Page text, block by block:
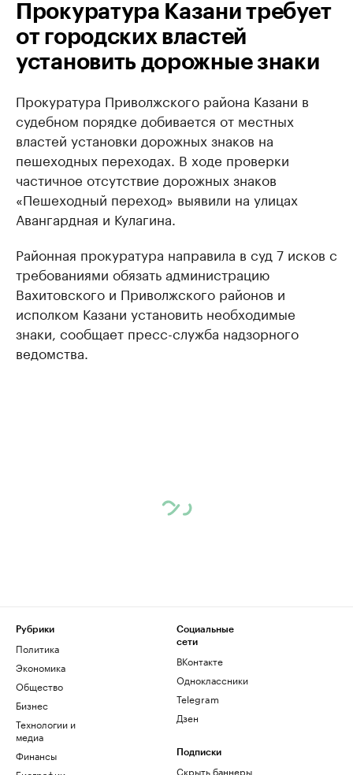
Прокуратура Казани требует
от городских властей
установить дорожные знаки
Прокуратура Приволжского района Казани в
судебном порядке добивается от местных
властей установки дорожных знаков на
пешеходных переходах. В ходе проверки
частичное отсутствие дорожных знаков
«Пешеходный переход» выявили на улицах
Авангардная и Кулагина.
Районная прокуратура направила в суд 7 исков с
требованиями обязать администрацию
Вахитовского и Приволжского районов и
исполком Казани установить необходимые
знаки, сообщает пресс-служба надзорного
ведомства.
Рубрики
Политика
Экономика
Общество
Бизнес
Технологии и
медиа
Финансы
Социальные
сети
ВКонтакте
Одноклассники
Telegram
Дзен
Подписки
Скрыть баннеры